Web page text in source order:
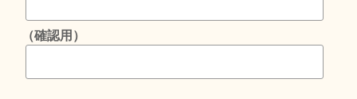
（確認用）